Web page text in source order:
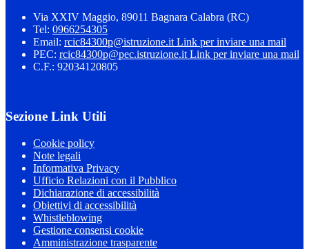
Via XXIV Maggio, 89011 Bagnara Calabra (RC)
Tel: 0966254305
Email: rcic84300p@istruzione.it Link per inviare una mail
PEC: rcic84300p@pec.istruzione.it Link per inviare una mail
C.F.: 92034120805
Sezione Link Utili
Cookie policy
Note legali
Informativa Privacy
Ufficio Relazioni con il Pubblico
Dichiarazione di accessibilità
Obiettivi di accessibilità
Whistleblowing
Gestione consensi cookie
Amministrazione trasparente